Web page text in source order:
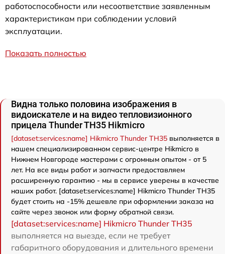
работоспособности или несоответствие заявленным
характеристикам при соблюдении условий
эксплуатации.
Показать полностью
Видна только половина изображения в
видоискателе и на видео тепловизионного
прицела Thunder TH35 Hikmicro
[dataset:services:name] Hikmicro Thunder TH35 выполняется в
нашем специализированном сервис-центре Hikmicro в
Нижнем Новгороде мастерами с огромным опытом - от 5
лет. На все виды работ и запчасти предоставляем
расширенную гарантию - мы в сервисе уверены в качестве
наших работ. [dataset:services:name] Hikmicro Thunder TH35
будет стоить на -15% дешевле при оформлении заказа на
сайте через звонок или форму обратной связи.
[dataset:services:name] Hikmicro Thunder TH35
выполняется на выезде, если не требует
габаритного оборудования и длительного времени